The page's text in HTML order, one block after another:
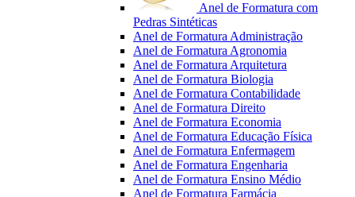
Anel de Formatura com
Pedras Sintéticas
Anel de Formatura Administração
Anel de Formatura Agronomia
Anel de Formatura Arquitetura
Anel de Formatura Biologia
Anel de Formatura Contabilidade
Anel de Formatura Direito
Anel de Formatura Economia
Anel de Formatura Educação Física
Anel de Formatura Enfermagem
Anel de Formatura Engenharia
Anel de Formatura Ensino Médio
Anel de Formatura Farmácia